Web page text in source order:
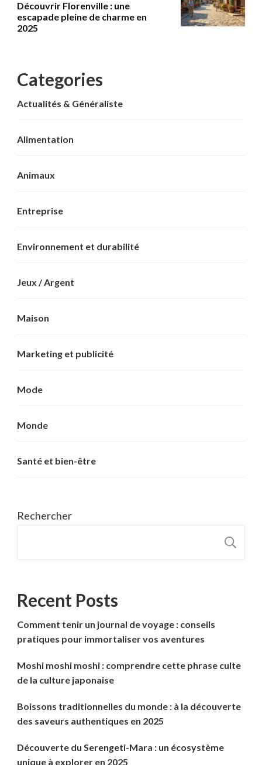
Découvrir Florenville : une
escapade pleine de charme en
2025
Categories
Actualités & Généraliste
Alimentation
Animaux
Entreprise
Environnement et durabilité
Jeux / Argent
Maison
Marketing et publicité
Mode
Monde
Santé et bien-être
Rechercher
Recent Posts
Comment tenir un journal de voyage : conseils
pratiques pour immortaliser vos aventures
Moshi moshi moshi : comprendre cette phrase culte
de la culture japonaise
Boissons traditionnelles du monde : à la découverte
des saveurs authentiques en 2025
Découverte du Serengeti-Mara : un écosystème
unique à explorer en 2025